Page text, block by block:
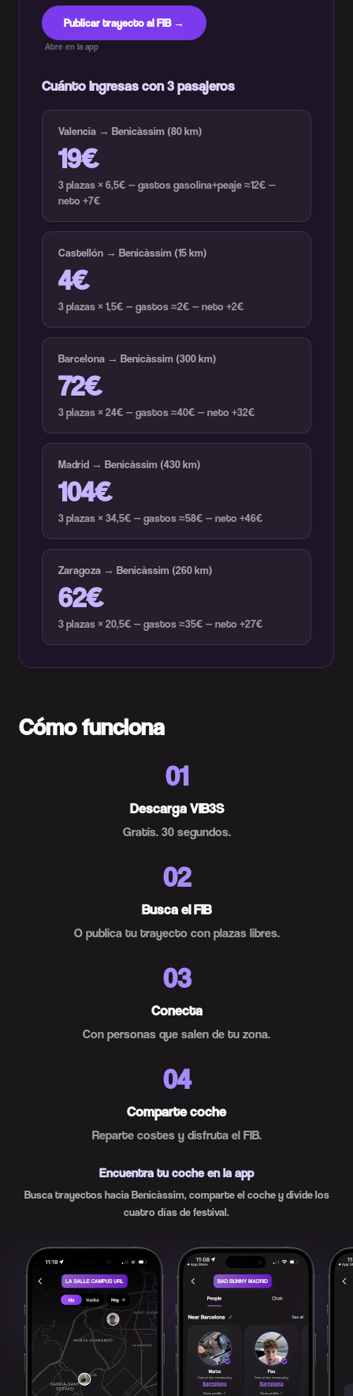
Publicar trayecto al FIB →
Abre en la app
Cuánto ingresas con 3 pasajeros
Valencia → Benicàssim (80 km)
19€
3 plazas × 6,5€ — gastos gasolina+peaje ≈12€ —
neto +7€
Castellón → Benicàssim (15 km)
4€
3 plazas × 1,5€ — gastos ≈2€ — neto +2€
Barcelona → Benicàssim (300 km)
72€
3 plazas × 24€ — gastos ≈40€ — neto +32€
Madrid → Benicàssim (430 km)
104€
3 plazas × 34,5€ — gastos ≈58€ — neto +46€
Zaragoza → Benicàssim (260 km)
62€
3 plazas × 20,5€ — gastos ≈35€ — neto +27€
Cómo funciona
01
Descarga VIB3S
Gratis. 30 segundos.
02
Busca el FIB
O publica tu trayecto con plazas libres.
03
Conecta
Con personas que salen de tu zona.
04
Comparte coche
Reparte costes y disfruta el FIB.
Encuentra tu coche en la app
Busca trayectos hacia Benicàssim, comparte el coche y divide los
cuatro días de festival.